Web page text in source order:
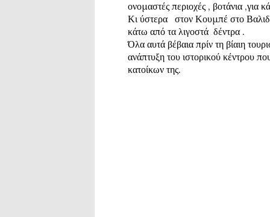
Κι ύστερα   στον Κουμπέ στο
κάτω από τα λιγοστά  δέντρα .
Όλα αυτά βέβαια πρίν τη βίαιη
ανάπτυξη του ιστορικού κέντρου
κατοίκων της.